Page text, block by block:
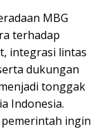
MBG
terhadap
integrasi lintas
dukungan
tonggak
Indonesia.
ingin